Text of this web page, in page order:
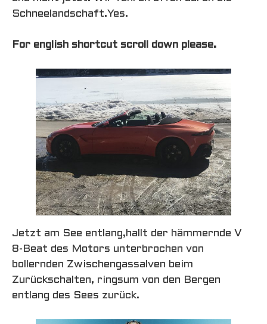
Schneelandschaft.Yes.
For english shortcut scroll down please.
Jetzt am See entlang,hallt der hämmernde V
8-Beat des Motors unterbrochen von
bollernden Zwischengassalven beim
Zurückschalten, ringsum von den Bergen
entlang des Sees zurück.